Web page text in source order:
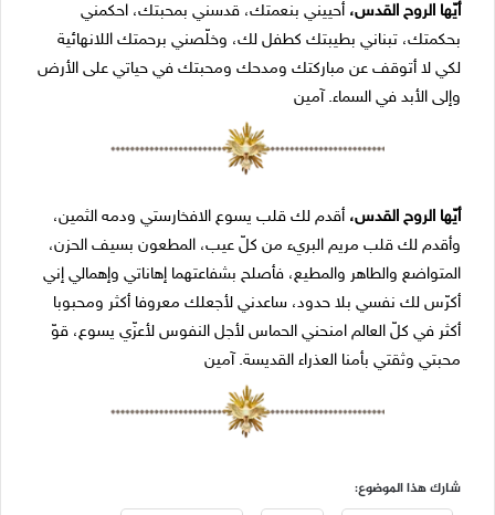
أیّھا الروح القدس، أحییني بنعمتك، قدسني بمحبتك، احكمني
بحكمتك، تبناني بطیبتك كطفل لك، وخلّصني برحمتك اللانھائیة
لكي لا أتوقف عن مباركتك ومدحك ومحبتك في حیاتي على الأرض
وإلى الأبد في السماء. آمین
أیّھا الروح القدس، أقدم لك قلب یسوع الافخارستي ودمه الثمین،
وأقدم لك قلب مریم البريء من كلّ عیب، المطعون بسیف الحزن،
المتواضع والطاھر والمطیع، فأصلح بشفاعتھما إھاناتي وإھمالي إني
أكرّس لك نفسي بلا حدود، ساعدني لأجعلك معروفا أكثر ومحبوبا
أكثر في كلّ العالم امنحني الحماس لأجل النفوس لأعزّي یسوع، قوّ
محبتي وثقتي بأمنا العذراء القدیسة. آمين
شارك هذا الموضوع: